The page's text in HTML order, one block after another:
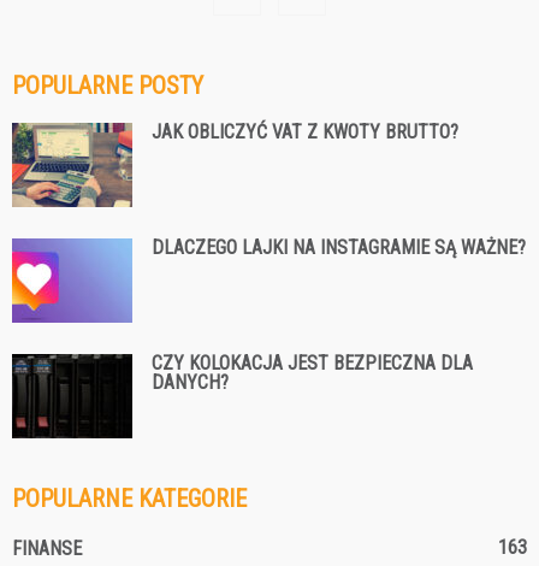
POPULARNE POSTY
JAK OBLICZYĆ VAT Z KWOTY BRUTTO?
DLACZEGO LAJKI NA INSTAGRAMIE SĄ WAŻNE?
CZY KOLOKACJA JEST BEZPIECZNA DLA
DANYCH?
POPULARNE KATEGORIE
FINANSE 163